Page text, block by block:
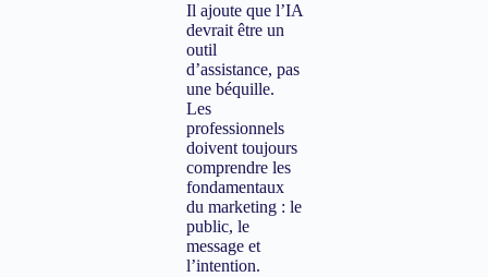
Il ajoute que l’IA
devrait être un
outil
d’assistance, pas
une béquille.
Les
professionnels
doivent toujours
comprendre les
fondamentaux
du marketing : le
public, le
message et
l’intention.